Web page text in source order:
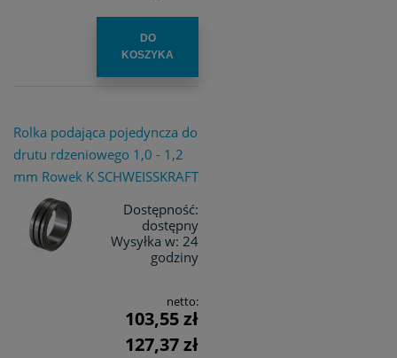
DO
KOSZYKA
Rolka podająca pojedyncza do
drutu rdzeniowego 1,0 - 1,2
mm Rowek K SCHWEISSKRAFT
Dostępność:
dostępny
Wysyłka w: 24
godziny
netto:
103,55 zł
127,37 zł